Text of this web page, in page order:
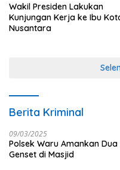
Wakil Presiden Lakukan
Kunjungan Kerja ke Ibu
Nusantara
Berita Kriminal
09/03/2025
Polsek Waru Amankan
Genset di Masjid